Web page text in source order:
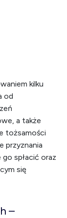
kilku
od
a także
tożsamości
przyznania
spłacić oraz
się
–